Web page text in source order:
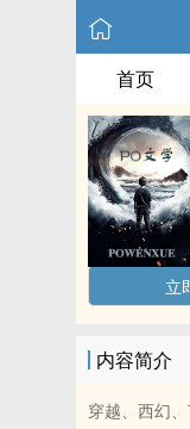
首页
立
内容简介
穿越、西幻